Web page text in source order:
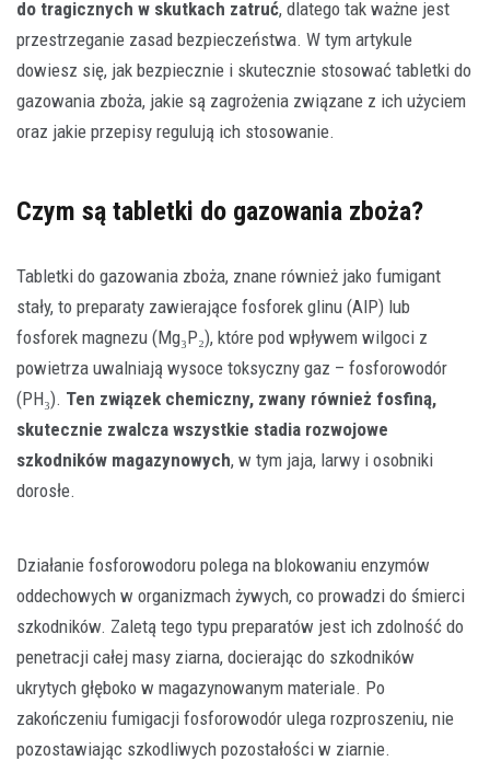
do tragicznych w skutkach zatruć, dlatego tak ważne jest
przestrzeganie zasad bezpieczeństwa. W tym artykule
dowiesz się, jak bezpiecznie i skutecznie stosować tabletki do
gazowania zboża, jakie są zagrożenia związane z ich użyciem
oraz jakie przepisy regulują ich stosowanie.
Czym są tabletki do gazowania zboża?
Tabletki do gazowania zboża, znane również jako fumigant
stały, to preparaty zawierające fosforek glinu (AlP) lub
fosforek magnezu (Mg₃P₂), które pod wpływem wilgoci z
powietrza uwalniają wysoce toksyczny gaz – fosforowodór
(PH₃). Ten związek chemiczny, zwany również fosfiną,
skutecznie zwalcza wszystkie stadia rozwojowe
szkodników magazynowych, w tym jaja, larwy i osobniki
dorosłe.
Działanie fosforowodoru polega na blokowaniu enzymów
oddechowych w organizmach żywych, co prowadzi do śmierci
szkodników. Zaletą tego typu preparatów jest ich zdolność do
penetracji całej masy ziarna, docierając do szkodników
ukrytych głęboko w magazynowanym materiale. Po
zakończeniu fumigacji fosforowodór ulega rozproszeniu, nie
pozostawiając szkodliwych pozostałości w ziarnie.